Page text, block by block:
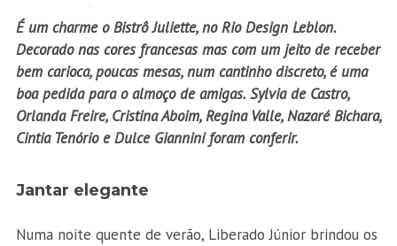
É um charme o Bistrô Juliette, no Rio Design Leblon.
Decorado nas cores francesas mas com um jeito de receber
bem carioca, poucas mesas, num cantinho discreto, é uma
boa pedida para o almoço de amigas. Sylvia de Castro,
Orlanda Freire, Cristina Aboim, Regina Valle, Nazaré Bichara,
Cintia Tenório e Dulce Giannini foram conferir.
Jantar elegante
Numa noite quente de verão, Liberado Júnior brindou os